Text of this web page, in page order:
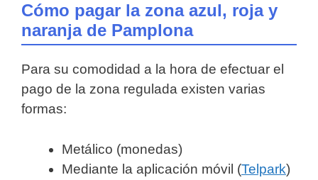
Cómo pagar la zona azul, roja y
naranja de Pamplona
Para su comodidad a la hora de efectuar el
pago de la zona regulada existen varias
formas:
Metálico (monedas)
Mediante la aplicación móvil (Telpark)